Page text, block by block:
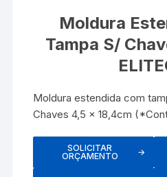
Moldura
Tampa S/
Moldura estendida com
Chaves 4,5 x 18,4cm
SOLICITAR
ORÇAMENTO
→